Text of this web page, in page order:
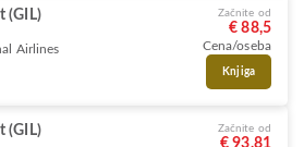
(GIL)
Airlines
Začnite od
€ 88,5
Cena/oseba
Knjiga
(GIL) Začnite od
€ 93,81